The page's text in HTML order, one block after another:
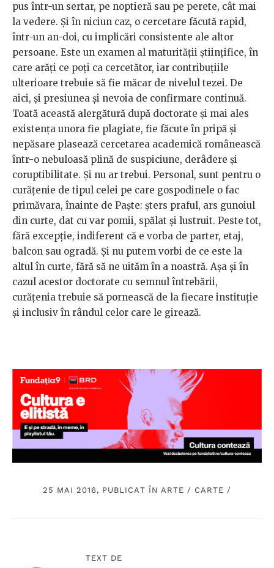
pus într-un sertar, pe noptieră sau pe perete, cât mai
la vedere. Și în niciun caz, o cercetare făcută rapid,
într-un an-doi, cu implicări consistente ale altor
persoane. Este un examen al maturității științifice, în
care arăți ce poți ca cercetător, iar contribuțiile
ulterioare trebuie să fie măcar de nivelul tezei. De
aici, și presiunea și nevoia de confirmare continuă.
Toată această alergătură după doctorate și mai ales
existența unora fie plagiate, fie făcute în pripă și
nepăsare plasează cercetarea academică românească
într-o nebuloasă plină de suspiciune, derâdere și
coruptibilitate. Și nu ar trebui. Personal, sunt pentru o
curățenie de tipul celei pe care gospodinele o fac
primăvara, înainte de Paște: șters praful, ars gunoiul
din curte, dat cu var pomii, spălat și lustruit. Peste tot,
fără excepție, indiferent că e vorba de parter, etaj,
balcon sau ogradă. Și nu putem vorbi de ce este la
altul în curte, fără să ne uităm în a noastră. Așa și în
cazul acestor doctorate cu semnul întrebării,
curățenia trebuie să pornească de la fiecare instituție
și inclusiv în rândul celor care le girează.
25 MAI 2016, PUBLICAT ÎN ARTE / CARTE /
TEXT DE